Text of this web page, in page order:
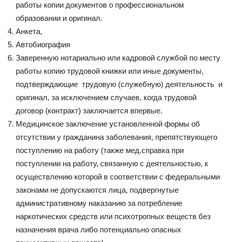
работы копии документов о профессиональном
образовании и оригинал.
Анкета,
Автобиография
Заверенную нотариально или кадровой службой по месту
работы копию трудовой книжки или иные документы,
подтверждающие трудовую (служебную) деятельность и
оригинал, за исключением случаев, когда трудовой
договор (контракт) заключается впервые.
Медицинское заключение установленной формы об
отсутствии у гражданина заболевания, препятствующего
поступлению на работу (также мед.справка при
поступлении на работу, связанную с деятельностью, к
осуществлению которой в соответствии с федеральными
законами не допускаются лица, подвергнутые
административному наказанию за потребление
наркотических средств или психотропных веществ без
назначения врача либо потенциально опасных